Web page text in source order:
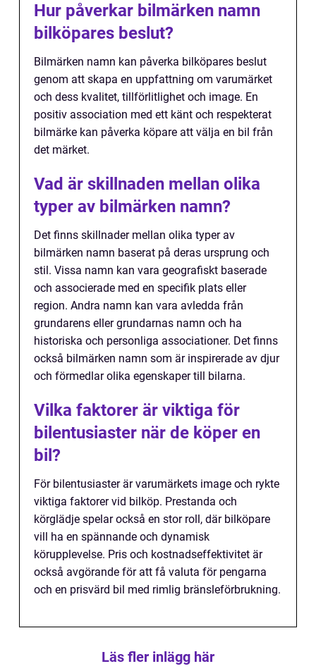
Hur påverkar bilmärken namn
bilköpares beslut?
Bilmärken namn kan påverka bilköpares beslut
genom att skapa en uppfattning om varumärket
och dess kvalitet, tillförlitlighet och image. En
positiv association med ett känt och respekterat
bilmärke kan påverka köpare att välja en bil från
det märket.
Vad är skillnaden mellan olika
typer av bilmärken namn?
Det finns skillnader mellan olika typer av
bilmärken namn baserat på deras ursprung och
stil. Vissa namn kan vara geografiskt baserade
och associerade med en specifik plats eller
region. Andra namn kan vara avledda från
grundarens eller grundarnas namn och ha
historiska och personliga associationer. Det finns
också bilmärken namn som är inspirerade av djur
och förmedlar olika egenskaper till bilarna.
Vilka faktorer är viktiga för
bilentusiaster när de köper en
bil?
För bilentusiaster är varumärkets image och rykte
viktiga faktorer vid bilköp. Prestanda och
körglädje spelar också en stor roll, där bilköpare
vill ha en spännande och dynamisk
körupplevelse. Pris och kostnadseffektivitet är
också avgörande för att få valuta för pengarna
och en prisvärd bil med rimlig bränsleförbrukning.
Läs fler inlägg här